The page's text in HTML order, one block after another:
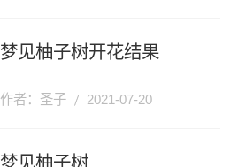
梦见柚子树开花结果
作者：圣子 2021-07-20
梦见柚子树